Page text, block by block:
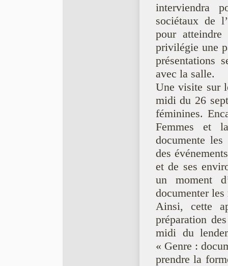
interviendra
sociétaux de
pour
privilégie une
présentations
avec la salle.
Une visite sur
midi du 26
féminines.
Femmes et
documente
des
et de ses
un moment
documenter les
Ainsi, cette
préparation
midi du
« Genre :
prendre la